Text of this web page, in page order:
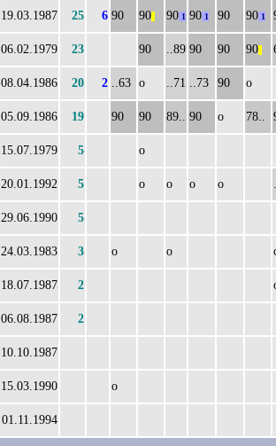
19.03.1987 25 6 90 90 90 1 90 1 90 90 1
06.02.1979 23 90 ..89 90 90 90
08.04.1986 20 2 ..63 о ..71 ..73 90
о
05.09.1986 19 90 90 89.. 90 о 78..
15.07.1979 5
о
20.01.1992 5 о о о о
29.06.1990
5
24.03.1983 3 о о
18.07.1987 2
06.08.1987
2
10.10.1987
15.03.1990
о
01.11.1994